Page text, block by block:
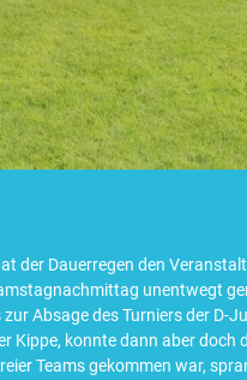
der Dauerregen den
unentwegt
Absage des Turniers der D-
Kippe, konnte dann aber doch
Teams gekommen war,